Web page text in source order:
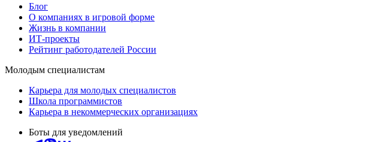
Блог
О компаниях в игровой форме
Жизнь в компании
ИТ-проекты
Рейтинг работодателей России
Молодым специалистам
Карьера для молодых специалистов
Школа программистов
Карьера в некоммерческих организациях
Боты для уведомлений